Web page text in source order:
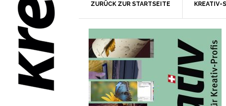
ZURÜCK ZUR STARTSEITE KREATIV-